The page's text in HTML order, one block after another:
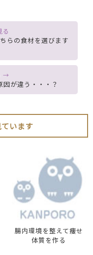
らの食材を選びます
が違う・・・？
います
腸内環境を整えて痩せ
体質を作る